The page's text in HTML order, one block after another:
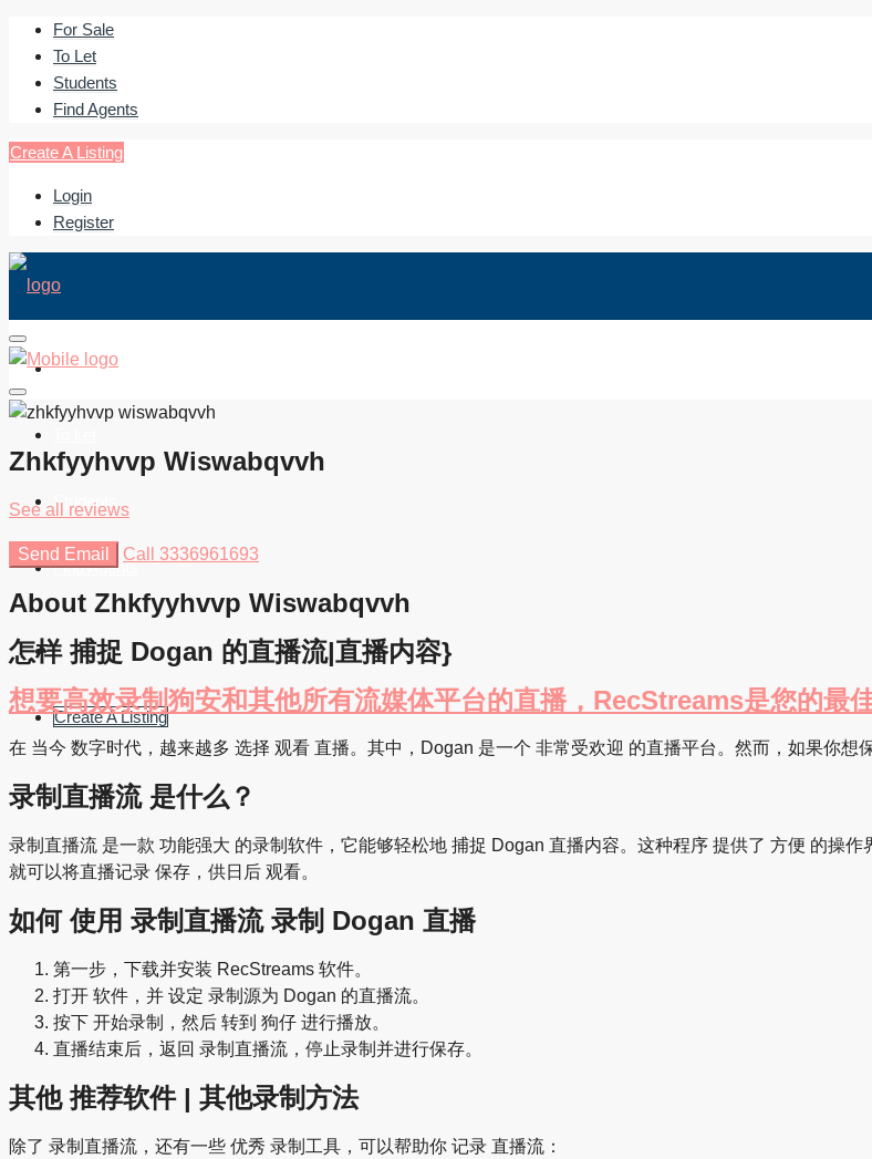
For Sale
To Let
Students
Find Agents
Create A Listing
Login
Register
For Sale
Students
Find Agents
Create A Listing
Zhkfyyhvvp Wiswabqvvh
See all reviews
Send Email Call 3336961693
About Zhkfyyhvvp Wiswabqvvh
怎样 捕捉 Dogan 的直播流|直播内容}
想要高效录制狗安和其他所有流媒体平台的直播，RecStreams是您的
在 当今 数字时代，越来越多 选择 观看 直播。其中，Dogan 是一个 非常受欢迎 的直播平台。然而，如果你想
录制直播流 是什么？
录制直播流 是一款 功能强大 的录制软件，它能够轻松地 捕捉 Dogan 直播内容。这种程序 提供了 方便 的操
就可以将直播记录 保存，供日后 观看。
如何 使用 录制直播流 录制 Dogan 直播
第一步，下载并安装 RecStreams 软件。
打开 软件，并 设定 录制源为 Dogan 的直播流。
按下 开始录制，然后 转到 狗仔 进行播放。
直播结束后，返回 录制直播流，停止录制并进行保存。
其他 推荐软件 | 其他录制方法
除了 录制直播流，还有一些 优秀 录制工具，可以帮助你 记录 直播流：